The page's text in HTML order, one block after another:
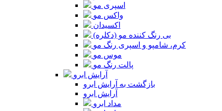
اسپری مو
واکس مو
اکسیدان
بی رنگ کننده مو (دکلره)
کرم، شامپو و اسپری رنگ مو
موس مو
پالت رنگ مو
آرایش ابرو
بازگشت به آرایش ابرو
آرایش ابرو
مداد ابرو